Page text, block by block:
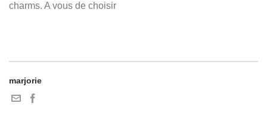
charms. A vous de choisir
marjorie